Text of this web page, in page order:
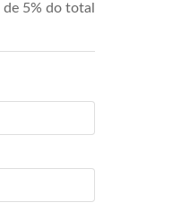
5% do total